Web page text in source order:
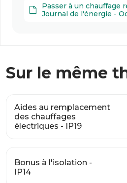
Passer à un chauffage
Journal de l'énergie -
Sur le même
Aides au remplacement
des chauffages
électriques - IP19
Bonus à l'isolation -
IP14